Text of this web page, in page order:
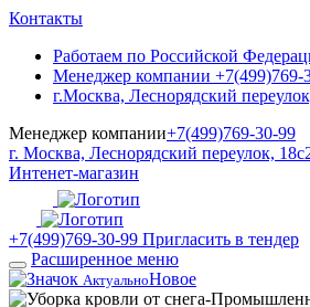
Контакты
Работаем по Российской
Менеджер компании +7(499)769-
г.Москва, Леснорядский
Менеджер компании+7(499)769-30-99
г. Москва, Леснорядский переулок,
Интенет-магазин
+7(499)769-30-99 Пригласить в тендер
Расширенное меню
АктуальноНовое